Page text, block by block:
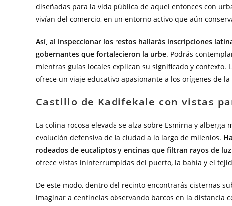
diseñadas para la vida pública de aquel entonces con
vivían del comercio, en un entorno activo que aún
Así, al inspeccionar los restos hallarás inscripciones
gobernantes que fortalecieron la urbe. Podrás
mientras guías locales explican su significado y contexto.
ofrece un viaje educativo apasionante a los orígenes de la
Castillo de Kadifekale con vistas
La colina rocosa elevada se alza sobre Esmirna y
evolución defensiva de la ciudad a lo largo de milenios.
rodeados de eucaliptos y encinas que filtran rayos de
ofrece vistas ininterrumpidas del puerto, la bahía y el
De este modo, dentro del recinto encontrarás cisternas
imaginar a centinelas observando barcos en la distancia